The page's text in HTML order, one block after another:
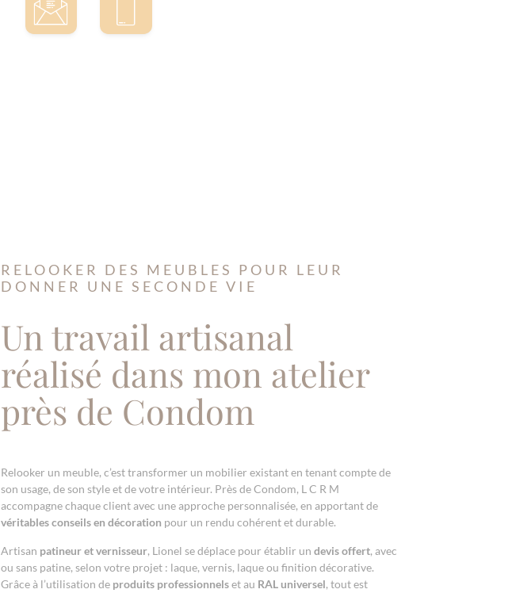
RELOOKER DES MEUBLES POUR LEUR
DONNER UNE SECONDE VIE
Un travail artisanal
réalisé dans mon atelier
près de Condom
Relooker un meuble, c’est transformer un mobilier existant en tenant compte de
son usage, de son style et de votre intérieur. Près de Condom, L C R M
accompagne chaque client avec une approche personnalisée, en apportant de
véritables conseils en décoration pour un rendu cohérent et durable.
Artisan patineur et vernisseur, Lionel se déplace pour établir un devis offert, avec
ou sans patine, selon votre projet : laque, vernis, laque ou finition décorative.
Grâce à l’utilisation de produits professionnelset au RAL universel, tout est